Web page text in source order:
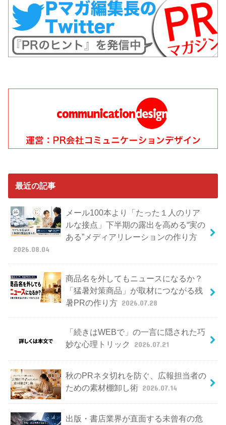
最近の記事
メール100本より「たった１人のリア
ルな接点」下半期の露出を高める“実の
ある”メディアリレーションの作り方
2026.08.04
商品名を外してもニュースになるか？
「猛暑対策商品」が取材につながる残
暑PRの作り方 2026.07.28
「続きはWEBで」の一言に隠された巧
妙な心理トリック
2026.07.21
秋のPRネタ切れを防ぐ、広報担当者の
ための素材棚卸し術 2026.07.14
出版・書店業界が直面する未曾有の危